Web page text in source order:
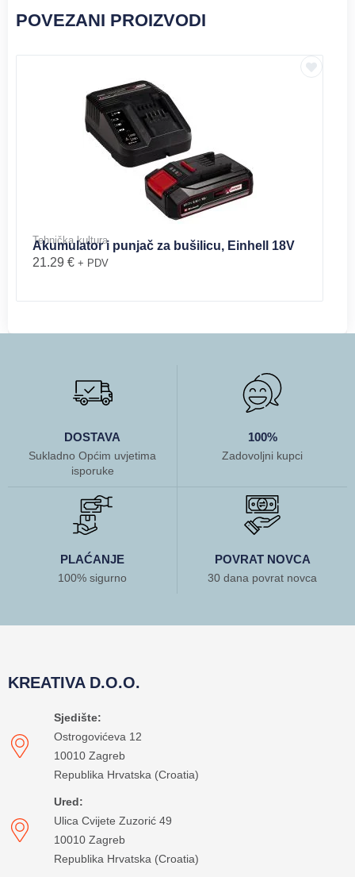
POVEZANI PROIZVODI
Tehnička kultura
Akumulator i punjač za bušilicu, Einhell 18V
21.29 € + PDV
DOSTAVA
Sukladno Općim uvjetima
isporuke
100%
Zadovoljni kupci
PLAĆANJE
100% sigurno
POVRAT NOVCA
30 dana povrat novca
KREATIVA D.O.O.
Sjedište:
Ostrogovićeva 12
10010 Zagreb
Republika Hrvatska (Croatia)
Ured:
Ulica Cvijete Zuzorić 49
10010 Zagreb
Republika Hrvatska (Croatia)